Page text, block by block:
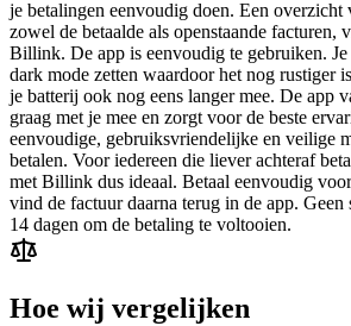
je betalingen eenvoudig doen. Een overzicht
zowel de betaalde als openstaande facturen,
Billink. De app is eenvoudig te gebruiken.
dark mode zetten waardoor het nog rustiger
je batterij ook nog eens langer mee. De app
graag met je mee en zorgt voor de beste
eenvoudige, gebruiksvriendelijke en veilige
betalen. Voor iedereen die liever achteraf
met Billink dus ideaal. Betaal eenvoudig
vind de factuur daarna terug in de app. Geen
14 dagen om de betaling te voltooien.
Hoe wij vergelijken